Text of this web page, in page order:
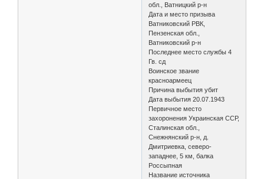
обл., Ватницкий р-н
Дата и место призыва
Ватниковский РВК,
Пензенская обл.,
Ватниковский р-н
Последнее место службы 4
Гв. сд
Воинское звание
красноармеец
Причина выбытия убит
Дата выбытия 20.07.1943
Первичное место
захоронения Украинская ССР,
Сталинская обл.,
Снежнянский р-н, д.
Дмитриевка, северо-
западнее, 5 км, балка
Россыпная
Название источника